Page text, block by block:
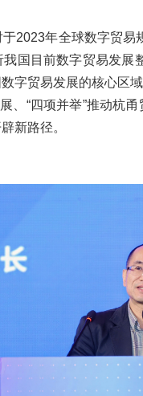
2023年全球数字贸
国目前数字贸易发
字贸易发展的核心区
、“四项并举”推动杭
新路径。